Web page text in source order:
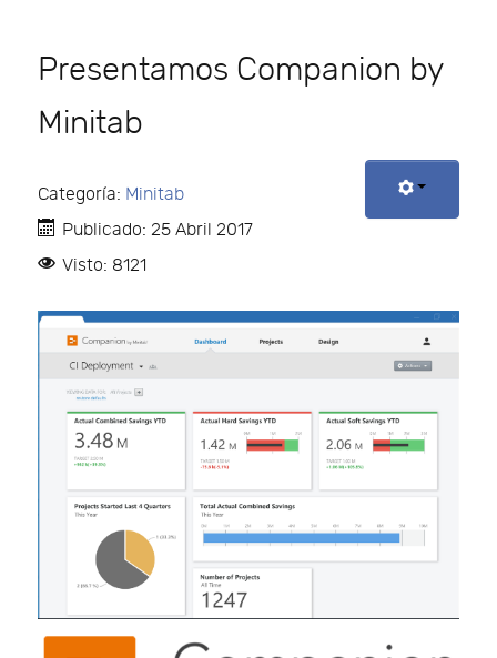
Presentamos Companion by
Minitab
Categoría: Minitab
Publicado: 25 Abril 2017
Visto: 8121